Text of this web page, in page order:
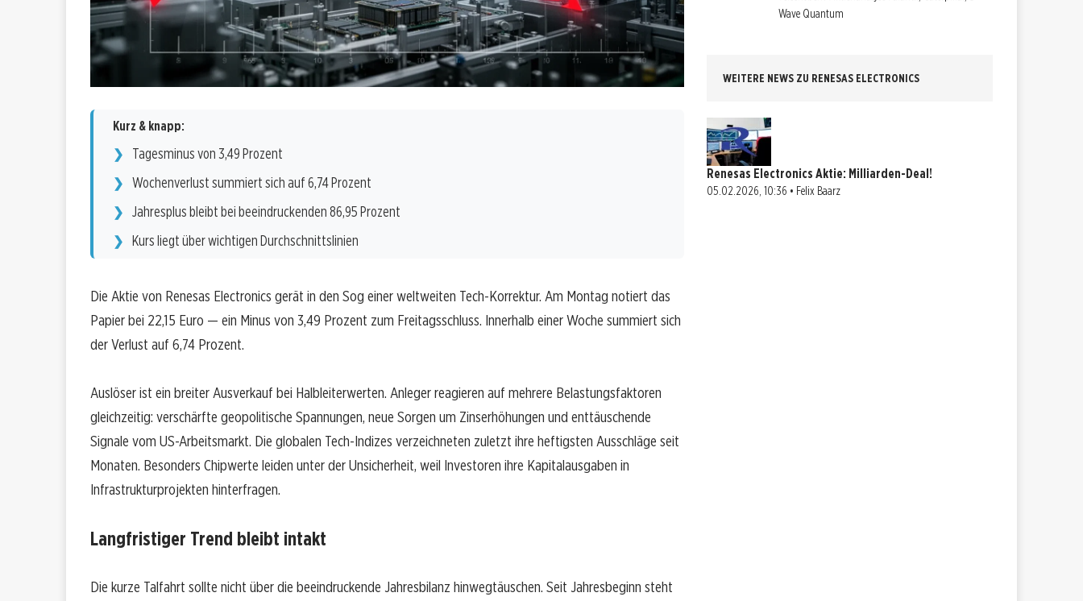
Kurz & knapp:
Tagesminus von 3,49 Prozent
Wochenverlust summiert sich auf 6,74 Prozent
Jahresplus bleibt bei beeindruckenden 86,95 Prozent
Kurs liegt über wichtigen Durchschnittslinien
Die Aktie von Renesas Electronics gerät in den Sog einer weltweiten Tech-Korrektur. Am Montag notiert das
Papier bei 22,15 Euro — ein Minus von 3,49 Prozent zum Freitagsschluss. Innerhalb einer Woche summiert sich
der Verlust auf 6,74 Prozent.
Auslöser ist ein breiter Ausverkauf bei Halbleiterwerten. Anleger reagieren auf mehrere Belastungsfaktoren
gleichzeitig: verschärfte geopolitische Spannungen, neue Sorgen um Zinserhöhungen und enttäuschende
Signale vom US-Arbeitsmarkt. Die globalen Tech-Indizes verzeichneten zuletzt ihre heftigsten Ausschläge seit
Monaten. Besonders Chipwerte leiden unter der Unsicherheit, weil Investoren ihre Kapitalausgaben in
Infrastrukturprojekten hinterfragen.
Langfristiger Trend bleibt intakt
Die kurze Talfahrt sollte nicht über die beeindruckende Jahresbilanz hinwegtäuschen. Seit Jahresbeginn steht
Wave Quantum
WEITERE NEWS ZU RENESAS ELECTRONICS
Renesas Electronics Aktie: Milliarden-Deal!
05.02.2026, 10:36 • Felix Baarz